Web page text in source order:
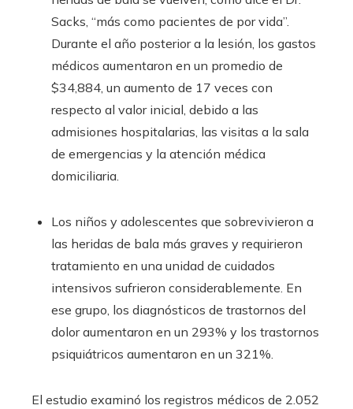
Sacks, “más como pacientes de por vida”.
Durante el año posterior a la lesión, los gastos
médicos aumentaron en un promedio de
$34,884, un aumento de 17 veces con
respecto al valor inicial, debido a las
admisiones hospitalarias, las visitas a la sala
de emergencias y la atención médica
domiciliaria.
Los niños y adolescentes que sobrevivieron a
las heridas de bala más graves y requirieron
tratamiento en una unidad de cuidados
intensivos sufrieron considerablemente. En
ese grupo, los diagnósticos de trastornos del
dolor aumentaron en un 293% y los trastornos
psiquiátricos aumentaron en un 321%.
El estudio examinó los registros médicos de 2.052